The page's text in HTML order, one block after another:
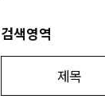
검색영역
제목